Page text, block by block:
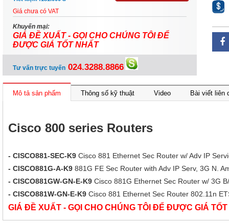
Giá chưa có VAT
Khuyến mại:
GIÁ ĐỀ XUẤT - GỌI CHO CHÚNG TÔI ĐỂ
ĐƯỢC GIÁ TỐT NHẤT
Tư vấn trực tuyến 024.3288.8866
Mô tả sản phẩm Thông số kỹ thuật Video Bài viết liên
Cisco 800 series Routers
- CISCO881-SEC-K9 Cisco 881 Ethernet Sec Router w/ Adv IP
- CISCO881G-A-K9 881G FE Sec Router with Adv IP Serv, 3G N.
- CISCO881GW-GN-E-K9 Cisco 881G Ethernet Sec Router w/ 3G
- CISCO881W-GN-E-K9 Cisco 881 Ethernet Sec Router 802.11n
GIÁ ĐỀ XUẤT - GỌI CHO CHÚNG TÔI ĐỂ ĐƯỢC GIÁ